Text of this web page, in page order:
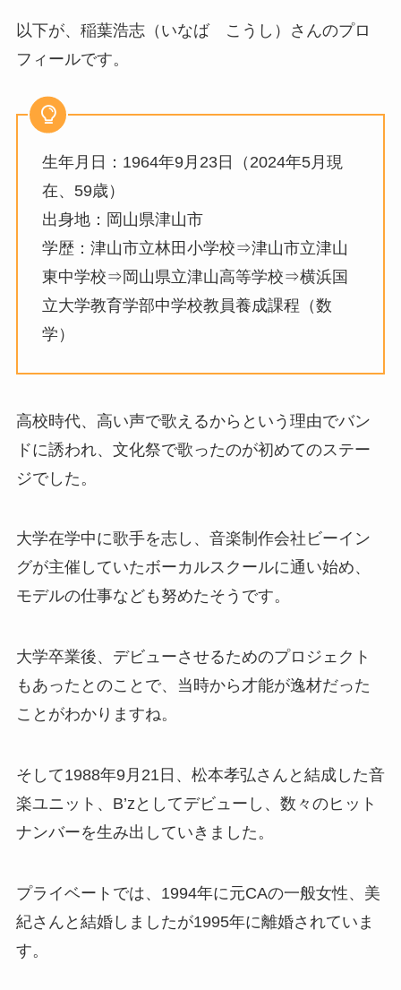
以下が、稲葉浩志（いなば こうし）さんのプロ
フィールです。
生年月日：1964年9月23日（2024年5月現
在、59歳）
出身地：岡山県津山市
学歴：津山市立林田小学校⇒津山市立津山
東中学校⇒岡山県立津山高等学校⇒横浜国
立大学教育学部中学校教員養成課程（数
学）
高校時代、高い声で歌えるからという理由でバン
ドに誘われ、文化祭で歌ったのが初めてのステー
ジでした。
大学在学中に歌手を志し、音楽制作会社ビーイン
グが主催していたボーカルスクールに通い始め、
モデルの仕事なども努めたそうです。
大学卒業後、デビューさせるためのプロジェクト
もあったとのことで、当時から才能が逸材だった
ことがわかりますね。
そして1988年9月21日、松本孝弘さんと結成した音
楽ユニット、B’zとしてデビューし、数々のヒット
ナンバーを生み出していきました。
プライベートでは、1994年に元CAの一般女性、美
紀さんと結婚しましたが1995年に離婚されていま
す。